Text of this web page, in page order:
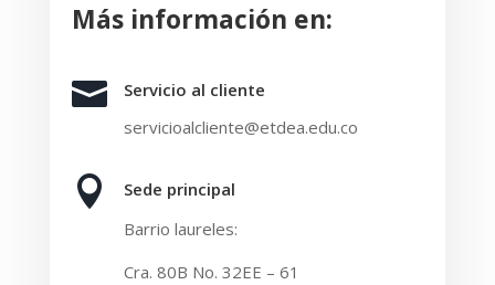
Más información en:

Servicio al cliente
servicioalcliente@etdea.edu.co

Sede principal
Barrio laureles:
Cra. 80B No. 32EE – 61